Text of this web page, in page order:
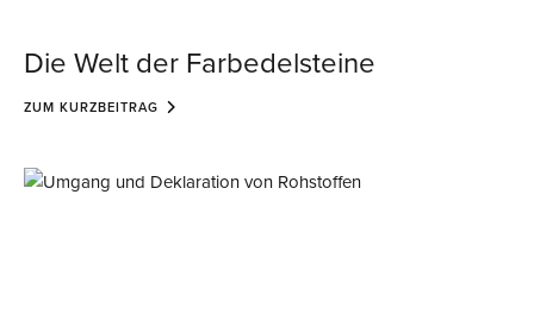
Die Welt der Farbedelsteine
ZUM KURZBEITRAG